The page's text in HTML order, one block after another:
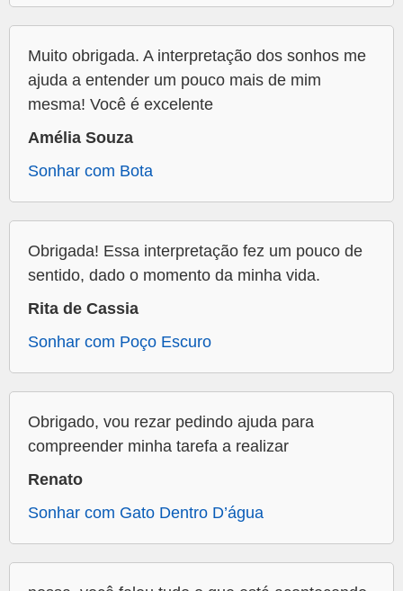
Muito obrigada. A interpretação dos sonhos me
ajuda a entender um pouco mais de mim
mesma! Você é excelente
Amélia Souza
Sonhar com Bota
Obrigada! Essa interpretação fez um pouco de
sentido, dado o momento da minha vida.
Rita de Cassia
Sonhar com Poço Escuro
Obrigado, vou rezar pedindo ajuda para
compreender minha tarefa a realizar
Renato
Sonhar com Gato Dentro D’água